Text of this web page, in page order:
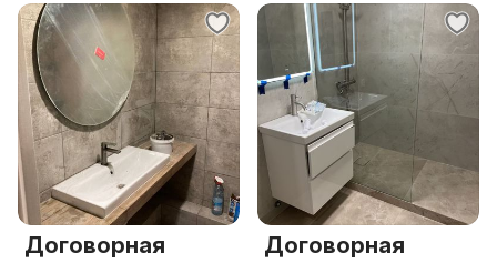
Договорная Договорная